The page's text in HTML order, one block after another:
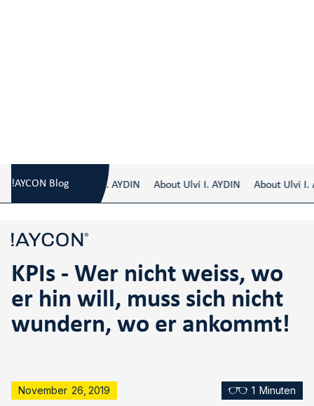
!AYCON BlogAbout Ulvi I. AYDIN About Ulvi I. AYDIN About Ulvi I.
KPIs - Wer nicht weiss, wo
er hin will, muss sich nicht
wundern, wo er ankommt!
November 26 2019 1 Minuten